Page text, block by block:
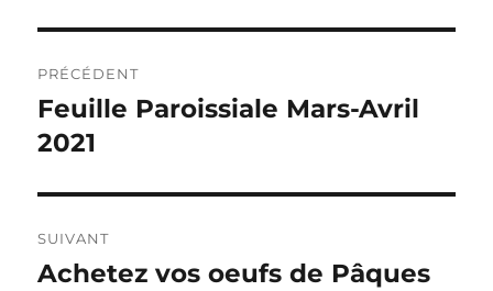
de
l’article
PRÉCÉDENT
Publication
précédente :
Feuille Paroissiale Mars-Avril
2021
SUIVANT
Publication
Achetez vos oeufs de Pâques